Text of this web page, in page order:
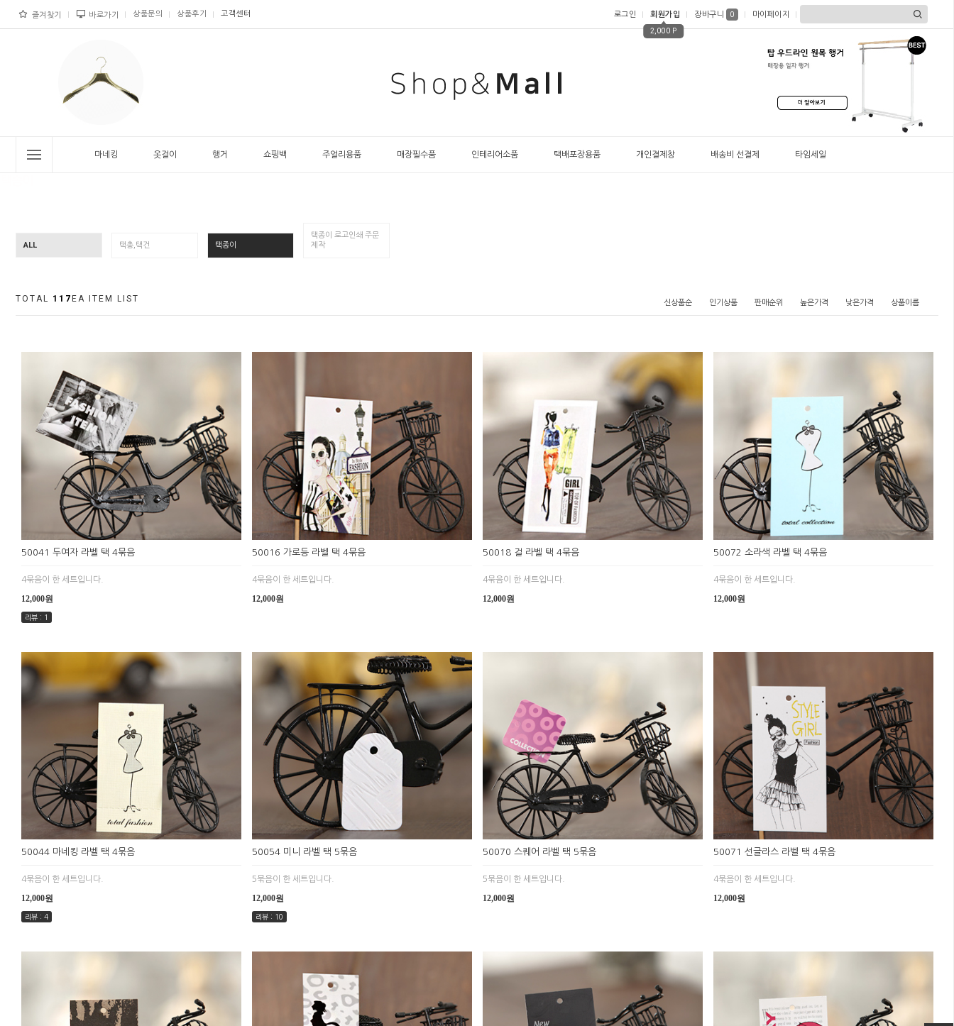
즐겨찾기 바로가기 상품문의 상품후기 고객센터 로그인 회원가입
2,000 P
장바구니 0 마이페이지
마네킹 옷걸이 행거 쇼핑백 주얼리용품 매장필수품 인테리어소품 택배포장용품 개인결제창 배송비 선결제 타임세일
ALL 택총,택건 택종이
택종이 로고인쇄 주문
제작
TOTAL 117 EA ITEM LIST 신상품순 인기상품 판매순위 높은가격 낮은가격 상품이름
50041 두여자 라벨 택 4묶음
4묶음이 한 세트입니다.
12,000원
리뷰 : 1
50016 가로등 라벨 택 4묶음
4묶음이 한 세트입니다.
12,000원
50018 걸 라벨 택 4묶음
4묶음이 한 세트입니다.
12,000원
50072 소라색 라벨 택 4묶음
4묶음이 한 세트입니다.
12,000원
50044 마네킹 라벨 택 4묶음
4묶음이 한 세트입니다.
12,000원
리뷰 : 4
50054 미니 라벨 택 5묶음
5묶음이 한 세트입니다.
12,000원
리뷰 : 10
50070 스퀘어 라벨 택 5묶음
5묶음이 한 세트입니다.
12,000원
50071 선글라스 라벨 택 4묶음
4묶음이 한 세트입니다.
12,000원